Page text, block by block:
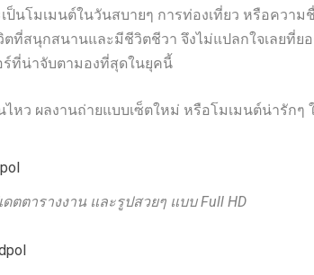
เป็นโมเมนต์ในวันสบายๆ การท่องเที่ยว หรือคว
สนุกสนานและมีชีวิตชีวา จึงไม่แปลกใจเลยที่ย
ร์ที่น่าจับตามองที่สุดในยุคนี้
หว ผลงานถ่ายแบบเซ็ตใหม่ หรือโมเมนต์น่ารัก
ตตารางงาน และรูปสวยๆ แบบ Full HD